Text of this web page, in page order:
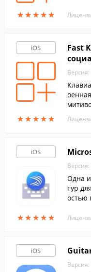
★★★★★
★★★★★
iOS
★★★★★
★★★★★
Fast
Версия:
и
в
iOS
★★★★★
★★★★★
Версия:
Одна
тур
остью
теля.
iOS
Версия: